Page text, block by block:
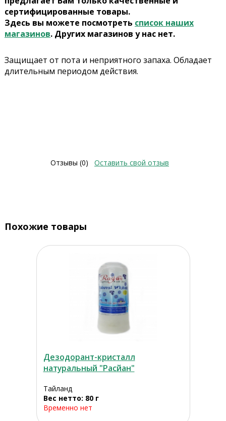
сертифицированные товары.
Здесь вы можете посмотреть список наших
магазинов. Других магазинов у нас нет.
Защищает от пота и неприятного запаха. Обладает
длительным периодом действия.
Отзывы (0) Оставить свой отзыв
Похожие товары
Дезодорант-кристалл
натуральный "Расйан"
Тайланд
Вес нетто: 80 г
Временно нет